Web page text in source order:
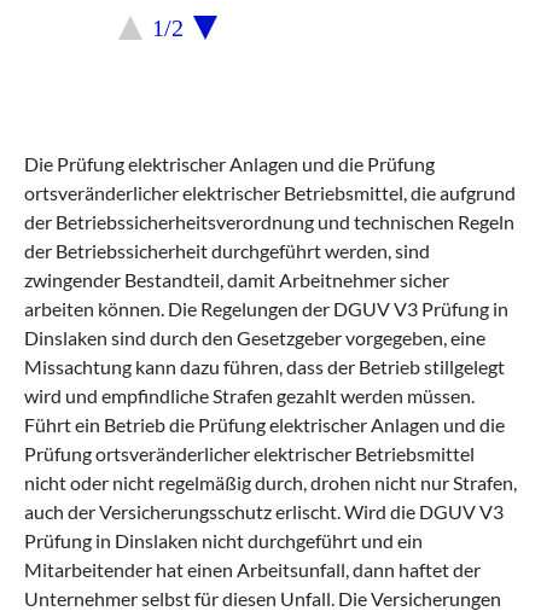
1/2
Die Prüfung elektrischer Anlagen und die Prüfung
ortsveränderlicher elektrischer Betriebsmittel, die aufgrund
der Betriebssicherheitsverordnung und technischen Regeln
der Betriebssicherheit durchgeführt werden, sind
zwingender Bestandteil, damit Arbeitnehmer sicher
arbeiten können. Die Regelungen der DGUV V3 Prüfung in
Dinslaken sind durch den Gesetzgeber vorgegeben, eine
Missachtung kann dazu führen, dass der Betrieb stillgelegt
wird und empfindliche Strafen gezahlt werden müssen.
Führt ein Betrieb die Prüfung elektrischer Anlagen und die
Prüfung ortsveränderlicher elektrischer Betriebsmittel
nicht oder nicht regelmäßig durch, drohen nicht nur Strafen,
auch der Versicherungsschutz erlischt. Wird die DGUV V3
Prüfung in Dinslaken nicht durchgeführt und ein
Mitarbeitender hat einen Arbeitsunfall, dann haftet der
Unternehmer selbst für diesen Unfall. Die Versicherungen